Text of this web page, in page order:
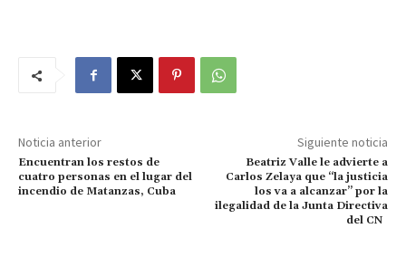
Noticia anterior
Encuentran los restos de
cuatro personas en el lugar del
incendio de Matanzas, Cuba
Siguiente noticia
Beatriz Valle le advierte a
Carlos Zelaya que “la justicia
los va a alcanzar” por la
ilegalidad de la Junta Directiva
del CN